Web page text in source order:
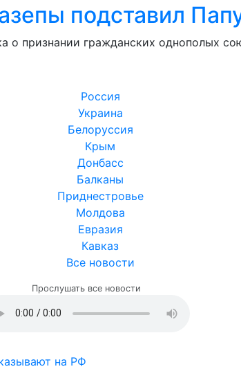
подставил
признании гражданских однополых
Россия
Украина
Белоруссия
Крым
Донбасс
Балканы
Приднестровье
Молдова
Евразия
Кавказ
Все новости
Прослушать все новости
на РФ